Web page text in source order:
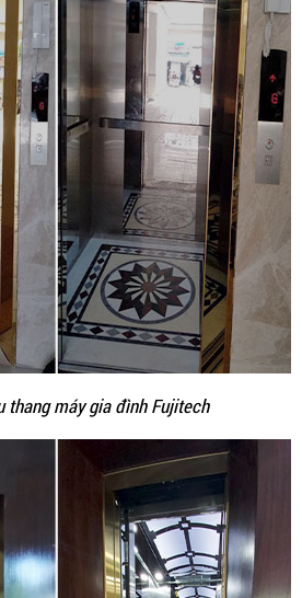
thang máy gia đình Fujitech